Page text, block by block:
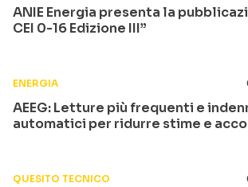
ANIE Energia presenta la
CEI 0-16 Edizione III”
ENERGIA
AEEG: Letture più frequenti e
automatici per ridurre stime e
QUESITO TECNICO